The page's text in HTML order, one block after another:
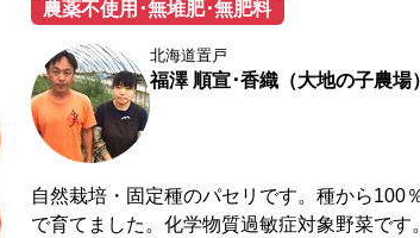
農薬不使用･無堆肥･無肥料
北海道置戸
福澤 順宣･香織（大地の子農場）
自然栽培・固定種のパセリです。種から100
で育てました。化学物質過敏症対象野菜です